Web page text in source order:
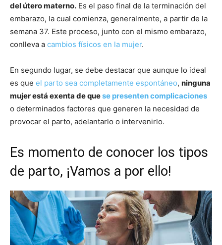
del útero materno. Es el paso final de la terminación del
embarazo, la cual comienza, generalmente, a partir de la
semana 37. Este proceso, junto con el mismo embarazo,
conlleva a cambios físicos en la mujer.
En segundo lugar, se debe destacar que aunque lo ideal
es que el parto sea completamente espontáneo, ninguna
mujer está exenta de quese presenten complicaciones
o determinados factores que generen la necesidad de
provocar el parto, adelantarlo o intervenirlo.
Es momento de conocer los tipos
de parto, ¡Vamos a por ello!